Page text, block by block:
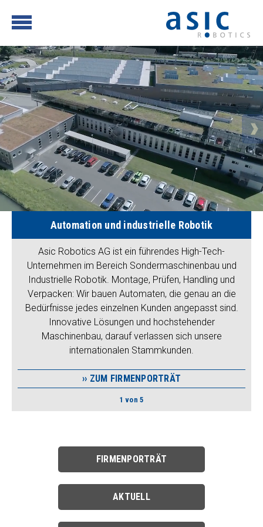
Automation und industrielle Robotik
Asic Robotics AG ist ein führendes High-Tech-
Unternehmen im Bereich Sonder­maschinenbau und
Industrielle Robotik. Montage, Prüfen, Handling und
Verpacken: Wir bauen Automaten, die genau an die
Bedürfnisse jedes einzelnen Kunden angepasst sind.
Innovative Lösungen und hochstehender
Maschinenbau, darauf verlassen sich unsere
internationalen Stammkunden.
ZUM FIRMENPORTRÄT
1 von5
FIRMENPORTRÄT
AKTUELL